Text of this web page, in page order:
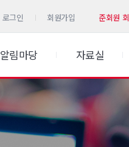
로그인 회원가입 준회원
알림마당 자료실